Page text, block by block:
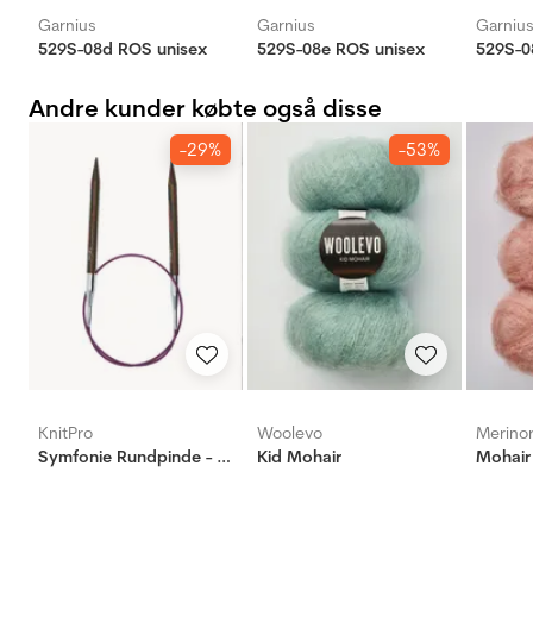
Garnius
529S-08d ROS unisex
Garnius
529S-08e ROS unisex
Garnius
529S-
Andre kunder købte også disse
-29%
KnitPro
Symfonie Rundpinde - Birk
-53%
Woolevo
Kid Mohair
Merinor